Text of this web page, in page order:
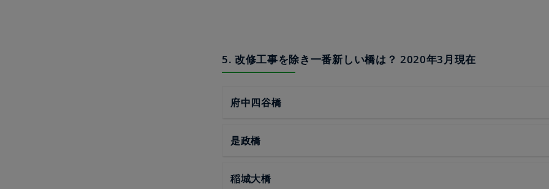
5. 改修工事を除き一番新しい橋は？ 2020年3月現在
府中四谷橋
是政橋
稲城大橋